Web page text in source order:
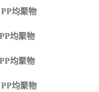
均聚物
均聚物
均聚物
均聚物